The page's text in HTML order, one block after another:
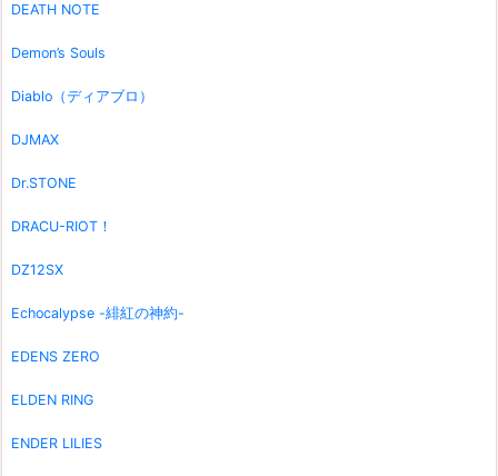
DEATH NOTE
Demon’s Souls
Diablo（ディアブロ）
DJMAX
Dr.STONE
DRACU-RIOT！
DZ12SX
Echocalypse -緋紅の神約-
EDENS ZERO
ELDEN RING
ENDER LILIES